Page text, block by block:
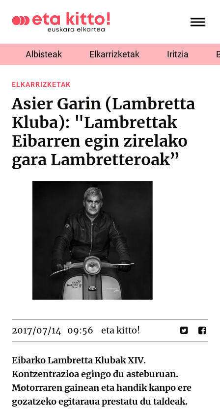
Albisteak Elkarrizketak Iritzia
ELKARRIZKETAK
Asier Garin (Lambretta
Kluba): "Lambrettak
Eibarren egin zirelako
gara Lambretteroak”
2017/07/14 09:56 eta kitto!
Eibarko Lambretta Klubak XIV.
Kontzentrazioa egingo du asteburuan.
Motorraren gainean eta handik kanpo ere
gozatzeko egitaraua prestatu du taldeak.